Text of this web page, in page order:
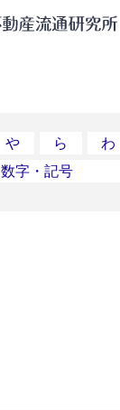
や ら
わ
数字・記号